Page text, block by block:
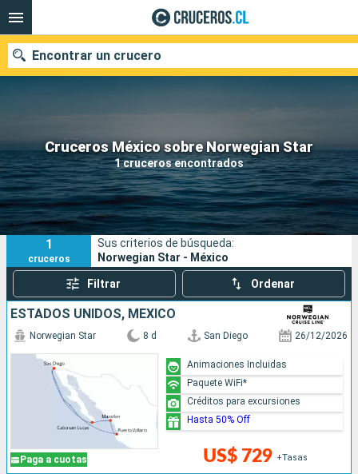
Cruceros México sobre Norwegian Star
1 cruceros encontrados
Encontrar un crucero
Nuestros destinos
Fecha de salida
Puertos Compañías
Buscar
1
cruceros
Sus criterios de búsqueda:
Norwegian Star - México
Filtrar Ordenar
ESTADOS UNIDOS, MÉXICO
Paga a cuotas
Norwegian Star 8 d San Diego 26/12/2026
US$ 729 +Tasas
Animaciones Incluidas
Paquete WiFi*
Créditos para excursiones
Hasta 50% Off